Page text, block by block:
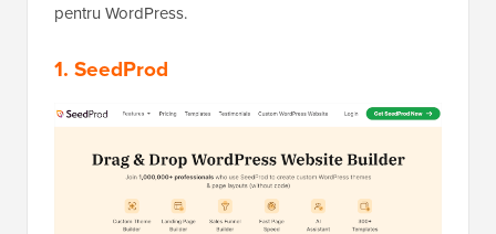
pentru WordPress.
1. SeedProd